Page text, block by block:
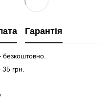
Гарантія
грн.